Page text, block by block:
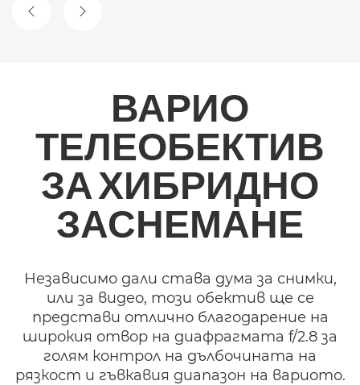
ПРЕДИШЕН СЛАЙД
СЛЕДВАЩ СЛАЙД
ВАРИО
ТЕЛЕОБЕКТИВ
ЗА ХИБРИДНО
ЗАСНЕМАНЕ
Независимо дали става дума за снимки,
или за видео, този обектив ще се
представи отлично благодарение на
широкия отвор на диафрагмата f/2.8 за
голям контрол на дълбочината на
рязкост и гъвкавия диапазон на вариото.